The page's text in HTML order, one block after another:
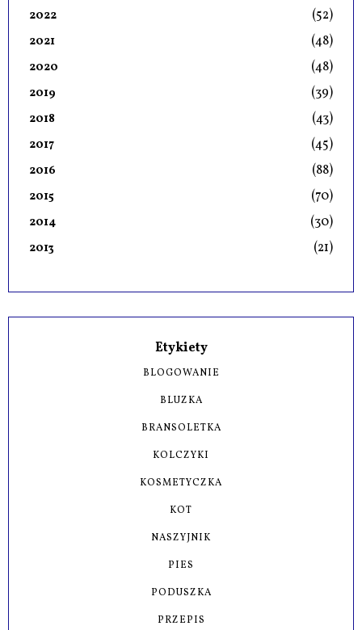
2022 (52)
2021 (48)
2020 (48)
2019 (39)
2018 (43)
2017 (45)
2016 (88)
2015 (70)
2014 (30)
2013 (21)
Etykiety
BLOGOWANIE
BLUZKA
BRANSOLETKA
KOLCZYKI
KOSMETYCZKA
KOT
NASZYJNIK
PIES
PODUSZKA
PRZEPIS